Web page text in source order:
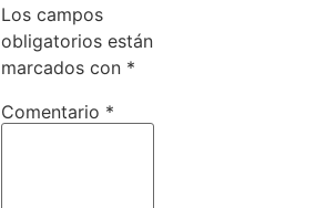
Los campos
obligatorios están
marcados con *
Comentario *